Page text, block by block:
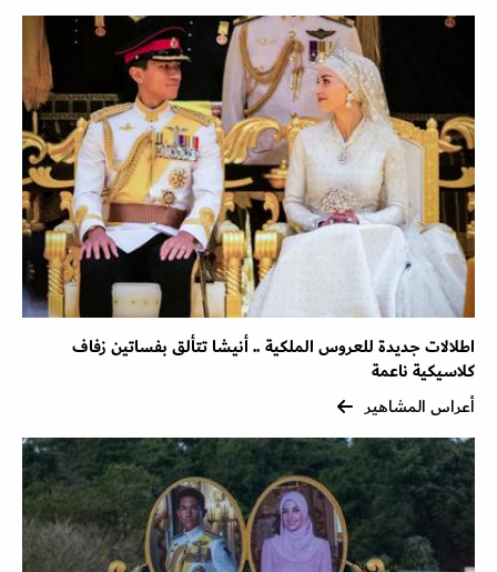
اطلالات جديدة للعروس الملكية .. أنيشا تتألق بفساتين زفاف
كلاسيكية ناعمة
أعراس المشاهير